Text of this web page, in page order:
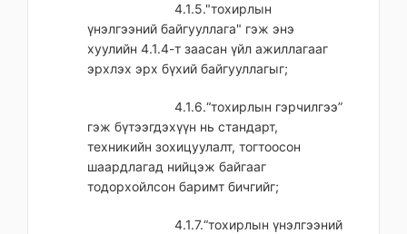
4.1.5."тохирлын
үнэлгээний байгууллага" гэж энэ
хуулийн 4.1.4-т заасан үйл ажиллагааг
эрхлэх эрх бүхий байгууллагыг;
4.1.6.“тохирлын гэрчилгээ”
гэж бүтээгдэхүүн нь стандарт,
техникийн зохицуулалт, тогтоосон
шаардлагад нийцэж байгааг
тодорхойлсон баримт бичгийг;
4.1.7.“тохирлын үнэлгээний